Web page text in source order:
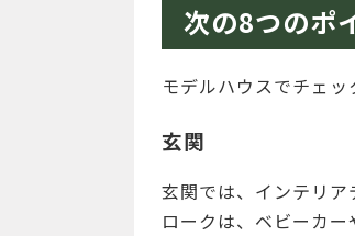
次の8つのポ
モデルハウスでチェッ
玄関
玄関では、インテリ
ロークは、ベビーカー